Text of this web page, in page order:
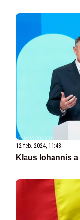
12 feb. 2024, 11:48
Klaus Iohannis